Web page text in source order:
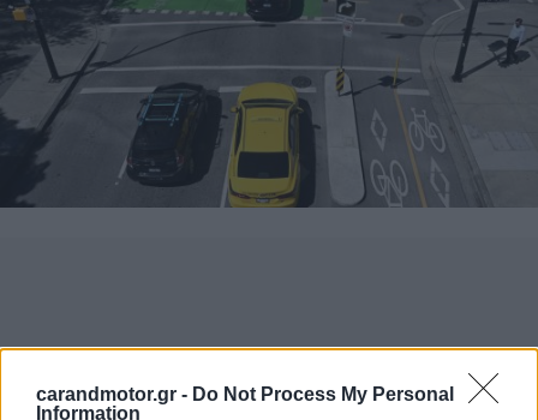
carandmotor.gr - Do Not Process My Personal
Information